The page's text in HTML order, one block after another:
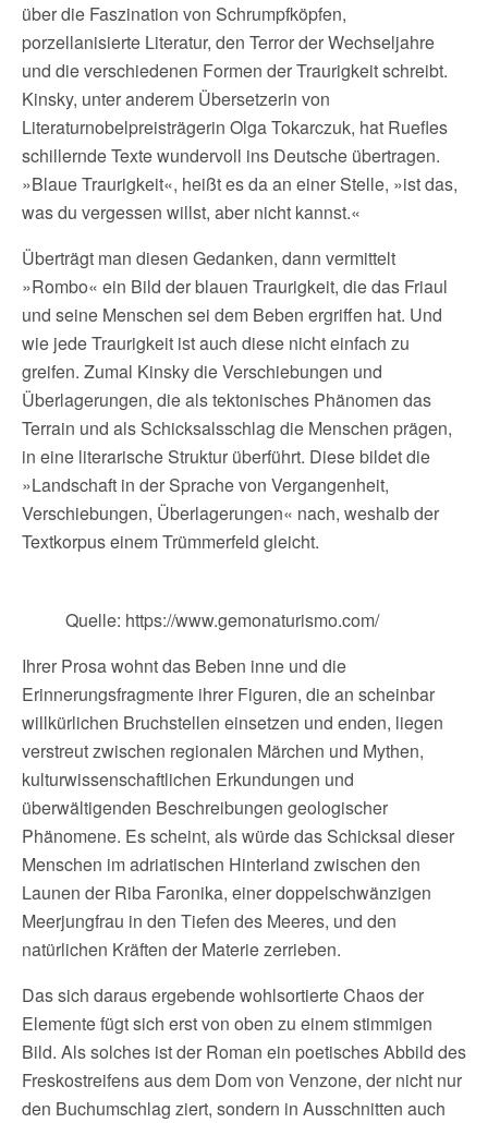
über die Faszination von Schrumpfköpfen,
porzellanisierte Literatur, den Terror der Wechseljahre
und die verschiedenen Formen der Traurigkeit schreibt.
Kinsky, unter anderem Übersetzerin von
Literaturnobelpreisträgerin Olga Tokarczuk, hat Ruefles
schillernde Texte wundervoll ins Deutsche übertragen.
»Blaue Traurigkeit«, heißt es da an einer Stelle, »ist das,
was du vergessen willst, aber nicht kannst.«
Überträgt man diesen Gedanken, dann vermittelt
»Rombo« ein Bild der blauen Traurigkeit, die das Friaul
und seine Menschen sei dem Beben ergriffen hat. Und
wie jede Traurigkeit ist auch diese nicht einfach zu
greifen. Zumal Kinsky die Verschiebungen und
Überlagerungen, die als tektonisches Phänomen das
Terrain und als Schicksalsschlag die Menschen prägen,
in eine literarische Struktur überführt. Diese bildet die
»Landschaft in der Sprache von Vergangenheit,
Verschiebungen, Überlagerungen« nach, weshalb der
Textkorpus einem Trümmerfeld gleicht.
Quelle: https://www.gemonaturismo.com/
Ihrer Prosa wohnt das Beben inne und die
Erinnerungsfragmente ihrer Figuren, die an scheinbar
willkürlichen Bruchstellen einsetzen und enden, liegen
verstreut zwischen regionalen Märchen und Mythen,
kulturwissenschaftlichen Erkundungen und
überwältigenden Beschreibungen geologischer
Phänomene. Es scheint, als würde das Schicksal dieser
Menschen im adriatischen Hinterland zwischen den
Launen der Riba Faronika, einer doppelschwänzigen
Meerjungfrau in den Tiefen des Meeres, und den
natürlichen Kräften der Materie zerrieben.
Das sich daraus ergebende wohlsortierte Chaos der
Elemente fügt sich erst von oben zu einem stimmigen
Bild. Als solches ist der Roman ein poetisches Abbild des
Freskostreifens aus dem Dom von Venzone, der nicht nur
den Buchumschlag ziert, sondern in Ausschnitten auch